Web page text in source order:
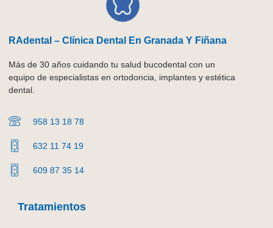
RAdental – Clínica Dental En Granada Y Fiñana
Más de 30 años cuidando tu salud bucodental con un
equipo de especialistas en ortodoncia, implantes y estética
dental.
958 13 18 78
632 11 74 19
609 87 35 14
Tratamientos